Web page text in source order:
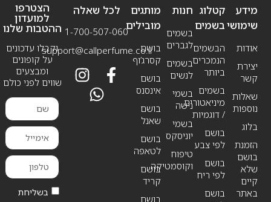
מידע
שימושי
אודות
יצירת
קשר
שאלות
נוספות
בלוג
הזמנת
בושם
שלא
קיים
באתר
חנות
בשמים
לגברים
בשמים
לנשים
בשמי
נישה
בשמי
יוניסקס
טיפוח
וקוסמטיקה
קטלוג
בשמים
הבשמים
הנמכרים
ביותר
בשמים
מיניאטורים
/ דוגמיות
בושם
לפי צבע
בושם
לפי ריח
בושם
מותגים
מובילים
בושם
קסרג’וף
בושם
אינסנס
בושם
שאנל
בושם
לטאפה
בושם
קריד
בושם
לכל שאלה
1-700-507-060
support@callperfume.co.il
הצטרפו
למועדון
ההטבות שלנו
וקבלו עדכונים
על קופונים
ומבצעים
שווים לפני כולם
בשליחת